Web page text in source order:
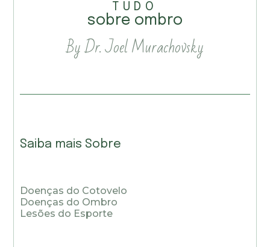
TUDO
sobre ombro
By Dr. Joel Murachovsky
Saiba mais Sobre
Doenças do Cotovelo
Doenças do Ombro
Lesões do Esporte